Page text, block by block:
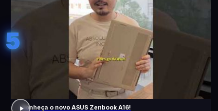
5
Conheça o novo ASUS Zenbook A16!